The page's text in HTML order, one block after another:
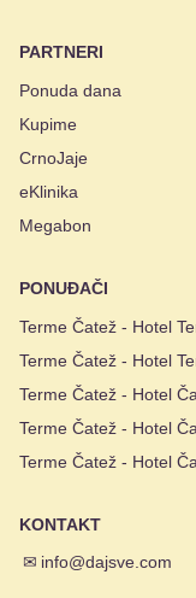
PARTNERI
Ponuda dana
Kupime
CrnoJaje
eKlinika
Megabon
PONUĐAČI
Terme Čatež - Hotel
Terme Čatež - Hotel
Terme Čatež - Hotel
Terme Čatež - Hotel
Terme Čatež - Hotel
KONTAKT
✉ info@dajsve.com